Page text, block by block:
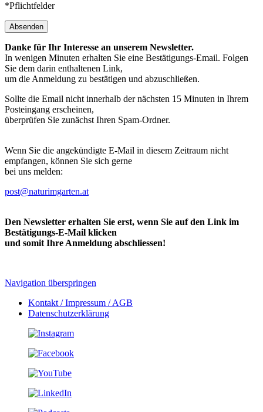
*Pflichtfelder
Absenden
Danke für Ihr Interesse an unserem Newsletter.
In wenigen Minuten erhalten Sie eine Bestätigungs-Email. Folgen
Sie dem darin enthaltenen Link,
um die Anmeldung zu bestätigen und abzuschließen.
Sollte die Email nicht innerhalb der nächsten 15 Minuten in Ihrem
Posteingang erscheinen,
überprüfen Sie zunächst Ihren Spam-Ordner.
Wenn Sie die angekündigte E-Mail in diesem Zeitraum nicht
empfangen, können Sie sich gerne
bei uns melden:
post@naturimgarten.at
Den Newsletter erhalten Sie erst, wenn Sie auf den Link im
Bestätigungs-E-Mail klicken
und somit Ihre Anmeldung abschliessen!
Navigation überspringen
Kontakt / Impressum / AGB
Datenschutzerklärung